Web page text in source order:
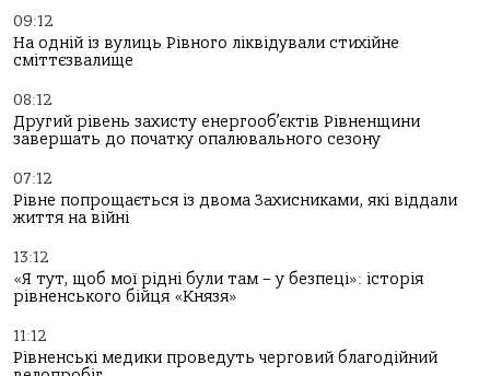
09:12
На одній із вулиць Рівного ліквідували стихійне
сміттєзвалище
08:12
Другий рівень захисту енергооб’єктів Рівненщини
завершать до початку опалювального сезону
07:12
Рівне попрощається із двома Захисниками, які віддали
життя на війні
13:12
«Я тут, щоб мої рідні були там – у безпеці»: історія
рівненського бійця «Князя»
11:12
Рівненські медики проведуть черговий благодійний